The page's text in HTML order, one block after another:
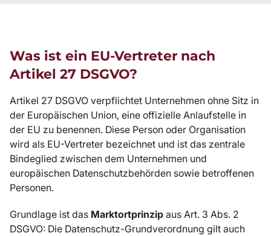
Was ist ein EU-Vertreter nach
Artikel 27 DSGVO?
Artikel 27 DSGVO verpflichtet Unternehmen ohne Sitz in
der Europäischen Union, eine offizielle Anlaufstelle in
der EU zu benennen. Diese Person oder Organisation
wird als EU-Vertreter bezeichnet und ist das zentrale
Bindeglied zwischen dem Unternehmen und
europäischen Datenschutzbehörden sowie betroffenen
Personen.
Grundlage ist das Marktortprinzip aus Art. 3 Abs. 2
DSGVO: Die Datenschutz-Grundverordnung gilt auch